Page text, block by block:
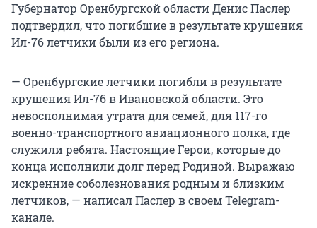
Губернатор Оренбургской области Денис Паслер
подтвердил, что погибшие в результате крушения
Ил-76 летчики были из его региона.
— Оренбургские летчики погибли в результате
крушения Ил-76 в Ивановской области. Это
невосполнимая утрата для семей, для 117-го
военно-транспортного авиационного полка, где
служили ребята. Настоящие Герои, которые до
конца исполнили долг перед Родиной. Выражаю
искренние соболезнования родным и близким
летчиков, — написал Паслер в своем Telegram-
канале.